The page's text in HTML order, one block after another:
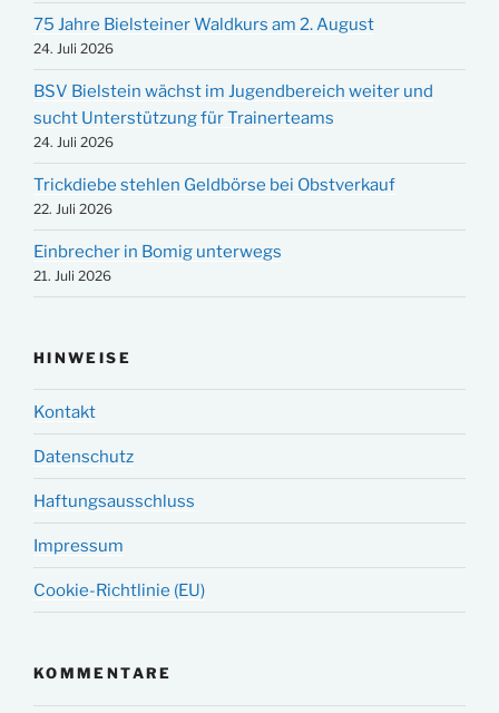
75 Jahre Bielsteiner Waldkurs am 2. August
24. Juli 2026
BSV Bielstein wächst im Jugendbereich weiter und
sucht Unterstützung für Trainerteams
24. Juli 2026
Trickdiebe stehlen Geldbörse bei Obstverkauf
22. Juli 2026
Einbrecher in Bomig unterwegs
21. Juli 2026
HINWEISE
Kontakt
Datenschutz
Haftungsausschluss
Impressum
Cookie-Richtlinie (EU)
KOMMENTARE